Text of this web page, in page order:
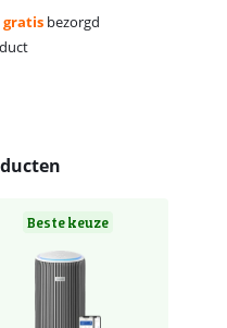
gratis bezorgd
Beste keuze